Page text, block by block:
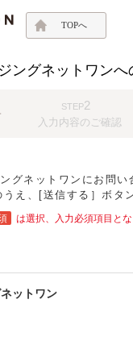
TOPへ
ングネットワン
STEP2
入力内容のご確認
グネットワンにお問い
え、[送信する］ボタ
は選択、入力必須項目とな
ットワン